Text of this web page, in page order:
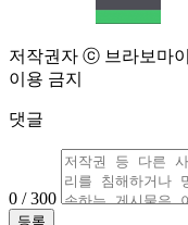
저작권자 ⓒ 브라보마
이용 금지
댓글
0 / 300